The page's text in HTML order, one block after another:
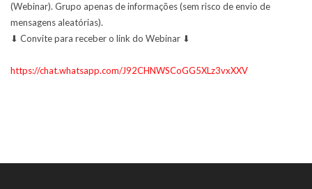
(Webinar). Grupo apenas de informações (sem risco de envio de
mensagens aleatórias).
⬇ Convite para receber o link do Webinar ⬇
https://chat.whatsapp.com/J92CHNWSCoGG5XLz3vxXXV